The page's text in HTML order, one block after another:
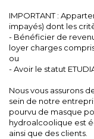
IMPORTANT :
impayés) dont les
- Bénéficier de
loyer charges
ou
- Avoir le statut
Nous vous assurons
sein de notre
pourvu de masque
hydroalcoolique est
ainsi que des clients.